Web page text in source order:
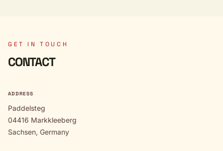
GET IN TOUCH
CONTACT
ADDRESS
Paddelsteg
04416 Markkleeberg
Sachsen, Germany